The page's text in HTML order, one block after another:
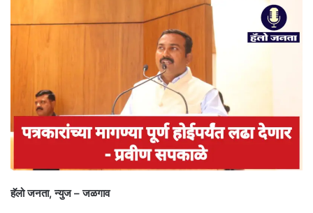
हॅलो जनता, न्युज – जळगाव